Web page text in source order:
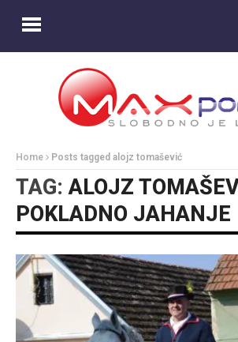
Home Posts tagged alojz tomašević
TAG:ALOJZ
POKLADNO JAHANJE